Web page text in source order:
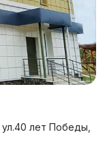
лет Победы,